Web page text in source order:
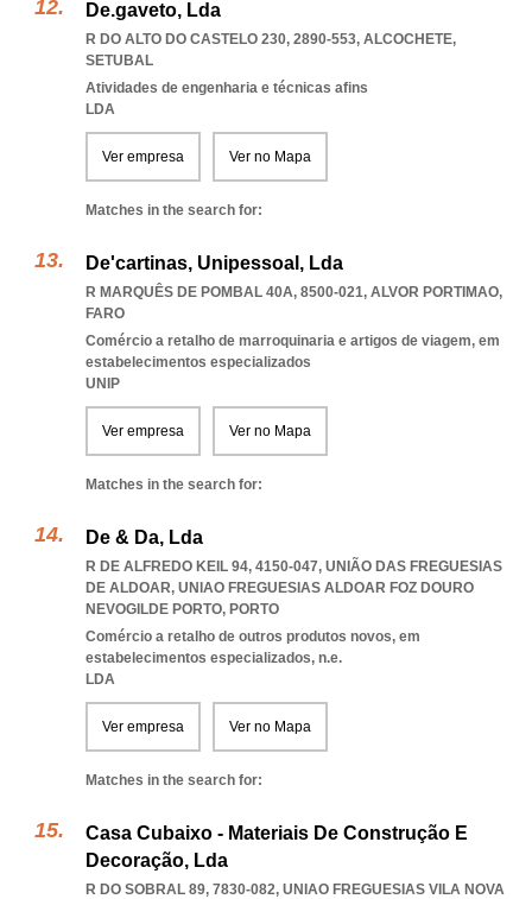
De.gaveto, Lda
R DO ALTO DO CASTELO 230, 2890-553, ALCOCHETE,
SETUBAL
Atividades de engenharia e técnicas afins
LDA
Ver empresa Ver no Mapa
Matches in the search for:
De'cartinas, Unipessoal, Lda
R MARQUÊS DE POMBAL 40A, 8500-021, ALVOR PORTIMAO,
FARO
Comércio a retalho de marroquinaria e artigos de viagem, em
estabelecimentos especializados
UNIP
Ver empresa Ver no Mapa
Matches in the search for:
De & Da, Lda
R DE ALFREDO KEIL 94, 4150-047, UNIÃO DAS FREGUESIAS
DE ALDOAR, UNIAO FREGUESIAS ALDOAR FOZ DOURO
NEVOGILDE PORTO, PORTO
Comércio a retalho de outros produtos novos, em
estabelecimentos especializados, n.e.
LDA
Ver empresa Ver no Mapa
Matches in the search for:
Casa Cubaixo - Materiais De Construção E
Decoração, Lda
R DO SOBRAL 89, 7830-082, UNIAO FREGUESIAS VILA NOVA